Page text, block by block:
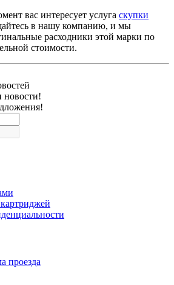
вас интересует услуга скупки
в нашу компанию, и мы
расходники этой марки по
стоимости.
проезда